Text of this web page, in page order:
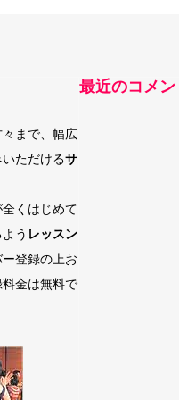
まで、幅広
ただけるサ
くはじめて
う レッスン
登録の上お
金は無料で
最近のコメン